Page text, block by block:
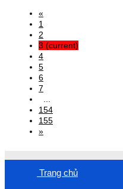
«
1
2
3 (current)
4
5
6
7
...
154
155
»
Trang chủ